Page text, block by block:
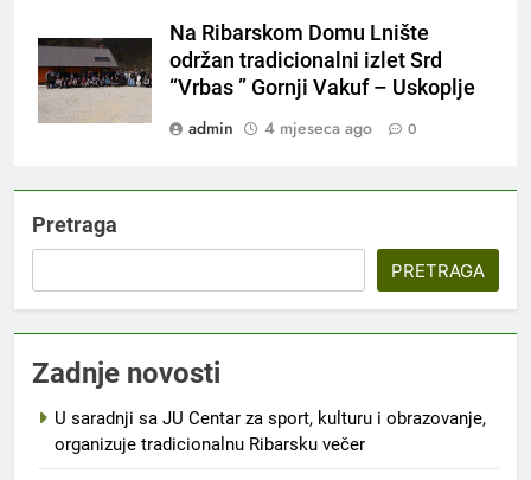
Na Ribarskom Domu Lnište
održan tradicionalni izlet Srd
“Vrbas ” Gornji Vakuf – Uskoplje
admin
4 mjeseca ago 0
Pretraga
PRETRAGA
Zadnje novosti
U saradnji sa JU Centar za sport, kulturu i obrazovanje,
organizuje tradicionalnu Ribarsku večer